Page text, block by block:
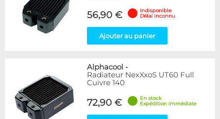
56,90 €
Indisponible
Délai inconnu
Ajouter au panier
Alphacool -
Radiateur NexXxoS UT60 Full
Cuivre 140
72,90 €
En stock
Expédition immédiate